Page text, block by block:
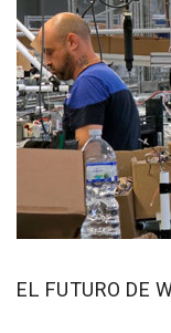
EL FUTURO DE